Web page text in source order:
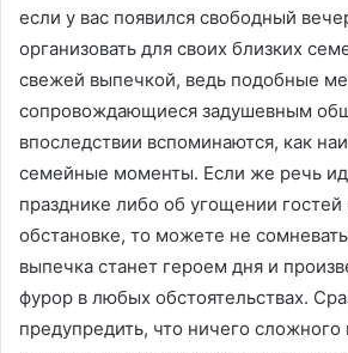
если у вас появился свободный
организовать для своих близких
свежей выпечкой, ведь подобные
сопровождающиеся задушевным
впоследствии вспоминаются, как
семейные моменты. Если же речь
празднике либо об угощении
обстановке, то можете не
выпечка станет героем дня и
фурор в любых обстоятельствах.
предупредить, что ничего